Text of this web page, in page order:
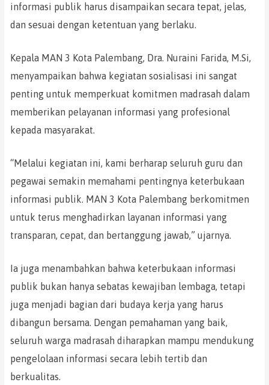
informasi publik harus disampaikan secara tepat, jelas,
dan sesuai dengan ketentuan yang berlaku.
Kepala MAN 3 Kota Palembang, Dra. Nuraini Farida, M.Si,
menyampaikan bahwa kegiatan sosialisasi ini sangat
penting untuk memperkuat komitmen madrasah dalam
memberikan pelayanan informasi yang profesional
kepada masyarakat.
“Melalui kegiatan ini, kami berharap seluruh guru dan
pegawai semakin memahami pentingnya keterbukaan
informasi publik. MAN 3 Kota Palembang berkomitmen
untuk terus menghadirkan layanan informasi yang
transparan, cepat, dan bertanggung jawab,” ujarnya.
Ia juga menambahkan bahwa keterbukaan informasi
publik bukan hanya sebatas kewajiban lembaga, tetapi
juga menjadi bagian dari budaya kerja yang harus
dibangun bersama. Dengan pemahaman yang baik,
seluruh warga madrasah diharapkan mampu mendukung
pengelolaan informasi secara lebih tertib dan
berkualitas.